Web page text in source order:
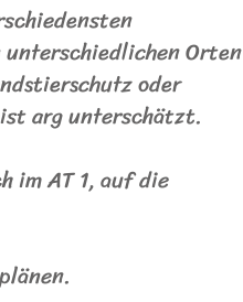
Orten
oder
arg unterschätzt.
im AT 1, auf die